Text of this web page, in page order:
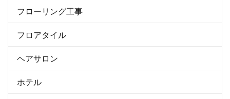
フローリング工事
フロアタイル
ヘアサロン
ホテル